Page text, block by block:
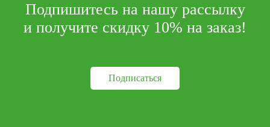
Подпишитесь на нашу рассылку
и получите скидку 10% на заказ!
Подписаться